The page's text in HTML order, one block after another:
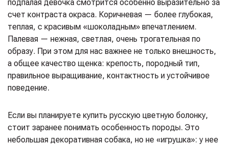
подпалая девочка смотрится особенно выразительно за
счет контраста окраса. Коричневая — более глубокая,
теплая, с красивым «шоколадным» впечатлением.
Палевая — нежная, светлая, очень трогательная по
образу. При этом для нас важнее не только внешность,
а общее качество щенка: крепость, породный тип,
правильное выращивание, контактность и устойчивое
поведение.
Если вы планируете купить русскую цветную болонку,
стоит заранее понимать особенность породы. Это
небольшая декоративная собака, но не «игрушка»: у нее